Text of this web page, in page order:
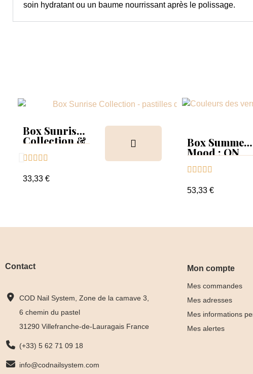
soin hydratant ou un baume nourrissant après le polissage.
Box Sunrise
Collection &
    
33,33 €
Box Summer
Mood : ON
Collection &
Tips+nuancier
    
53,33 €
Contact
COD Nail System, Zone de la camave 3,
6 chemin du pastel
31290 Villefranche-de-Lauragais France
(+33) 5 62 71 09 18
info@codnailsystem.com
Mon compte
Mes commandes
Mes adresses
Mes informations
Mes alertes